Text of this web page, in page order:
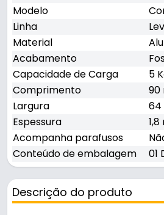
Modelo
Linha
Material
Acabamento
Capacidade de Carga
5
Comprimento
90
Largura
64
Espessura
Acompanha parafusos
Conteúdo de embalagem
01
Descrição do produto